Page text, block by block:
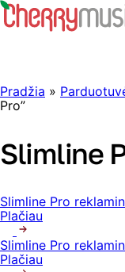
Pradžia »
Pro”
Slimline
Slimline Pro
Plačiau
Slimline Pro
Plačiau